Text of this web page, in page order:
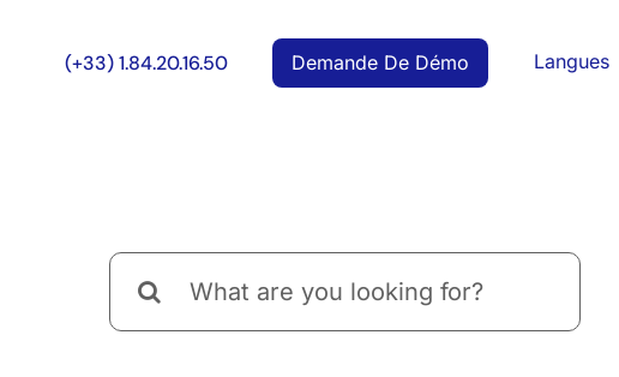
(+33) 1.84.20.16.50 Demande De Démo Langues
Rechercher: